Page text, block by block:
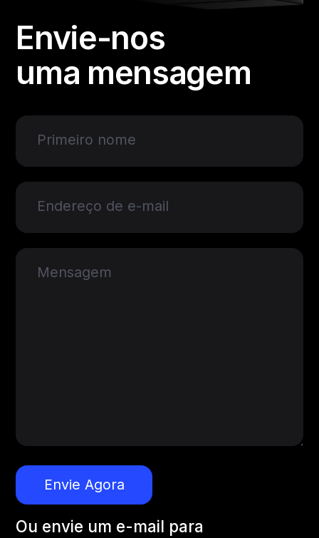
Envie-nos
uma mensagem
Primeiro nome
Endereço de e-mail
Mensagem
Envie Agora
Ou envie um e-mail para